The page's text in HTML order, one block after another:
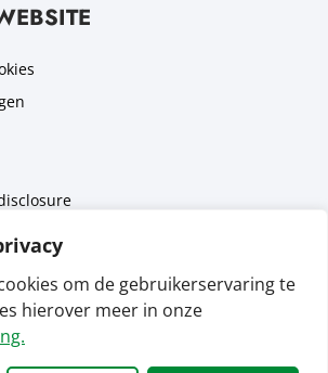
om de gebruikerservaring te
hierover meer in onze